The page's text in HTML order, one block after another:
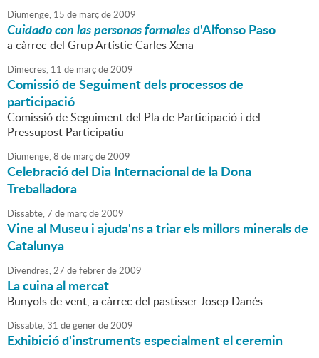
Diumenge, 15 de marçde2009
Cuidado con las personas formalesd'Alfonso Paso
a càrrec del Grup Artístic Carles Xena
Dimecres, 11 de marçde2009
Comissió de Seguiment dels processos de
participació
Comissió de Seguiment del Pla de Participació i del
Pressupost Participatiu
Diumenge,8 de marçde2009
Celebració del Dia Internacional de la Dona
Treballadora
Dissabte,7 de marçde2009
Vine al Museu i ajuda'ns a triar els millors minerals de
Catalunya
Divendres,27 defebrerde2009
La cuina al mercat
Bunyols de vent, a càrrec del pastisser Josep Danés
Dissabte,31 degenerde2009
Exhibició d'instruments especialment el ceremin